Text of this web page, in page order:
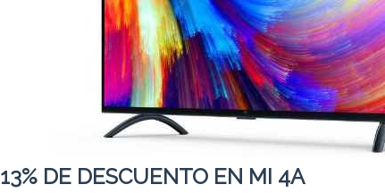
13% DE DESCUENTO EN MI 4A